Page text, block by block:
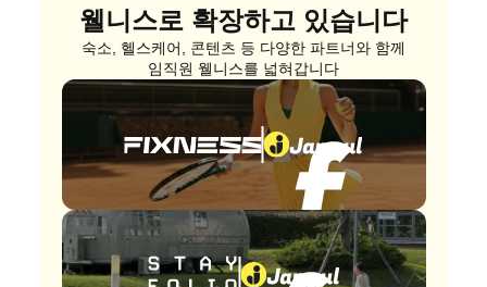
웰니스로 확장하고 있습니다
숙소, 헬스케어, 콘텐츠 등 다양한 파트너와 함께
임직원 웰니스를 넓혀갑니다